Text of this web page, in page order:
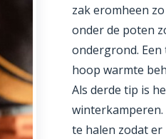
zak eromheen
onder de poten
ondergrond. Een
hoop warmte
Als derde tip is
winterkamperen.
te halen zodat